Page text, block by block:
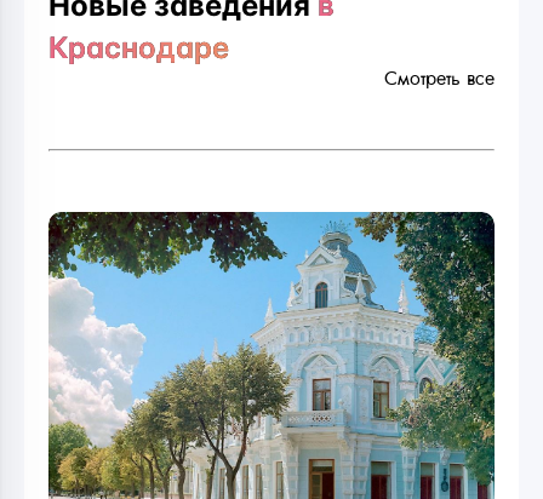
Краснодаре
Смотреть все